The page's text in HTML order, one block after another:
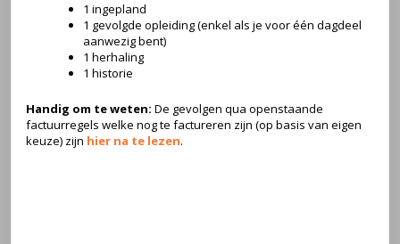
1 ingepland
1 gevolgde opleiding (enkel als je voor één dagdeel
aanwezig bent)
1 herhaling
1 historie
Handig om te weten: De gevolgen qua openstaande
factuurregels welke nog te factureren zijn (op basis van eigen
keuze) zijn hier na te lezen.